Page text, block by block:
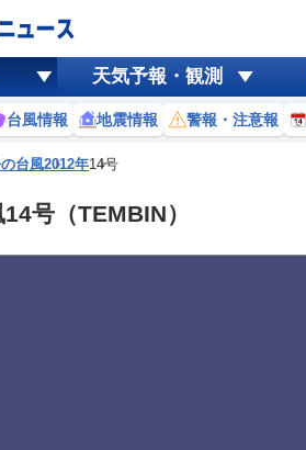
天気予報・観測
台風情報 地震情報 警報・注意報
台風2012年14号
号（TEMBIN）